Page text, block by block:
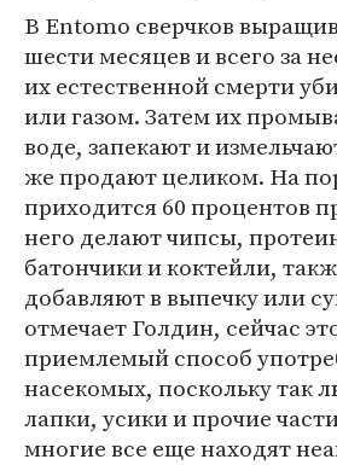
В Entomo сверчков
шести месяцев и всего за
их естественной смерти
или газом. Затем их
воде, запекают и
же продают целиком. На
приходится 60 процентов
него делают чипсы,
батончики и коктейли,
добавляют в выпечку или
отмечает Голдин, сейчас
приемлемый способ
насекомых, поскольку так
лапки, усики и прочие
многие все еще находят